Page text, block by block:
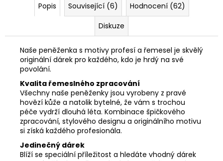
Popis Související (6)
Hodnocení (62)
Diskuze
Naše peněženka s motivy profesí a řemesel je skvělý
originální dárek pro každého, kdo je hrdý na své
povolání.
Kvalita řemeslného zpracování
Všechny naše peněženky jsou vyrobeny z pravé
hovězí kůže a natolik bytelné, že vám s trochou
péče vydrží dlouhá léta. Kombinace špičkového
zpracování, stylového designu a originálního motivu
si získá každého profesionála.
Jedinečný dárek
Blíží se speciální příležitost a hledáte vhodný dárek